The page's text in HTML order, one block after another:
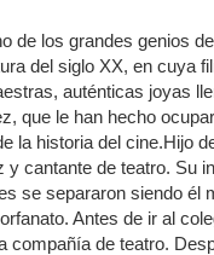
de los grandes genios
del siglo XX, en cuya
auténticas joyas
que le han hecho
la historia del cine.Hijo
y cantante de teatro. Su
se separaron siendo él
Antes de ir al
compañía de teatro.